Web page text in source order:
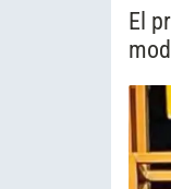
El